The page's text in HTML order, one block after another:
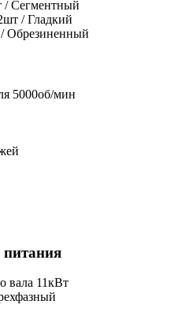
/ Сегментный
/ Гладкий
Обрезиненный
5000об/мин
питания
вала 11кВт